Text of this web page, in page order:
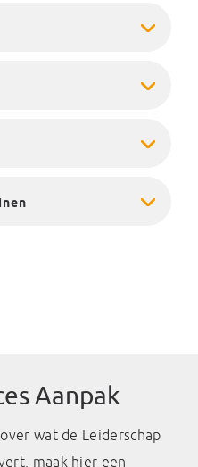
Aanpak
wat de Leiderschap
maak hier een